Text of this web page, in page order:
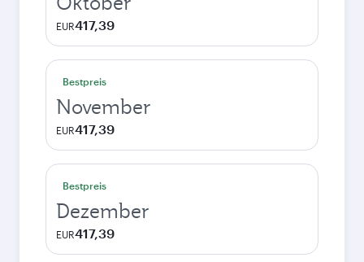
EUR417,39
Bestpreis
November
EUR417,39
Bestpreis
Dezember
EUR417,39